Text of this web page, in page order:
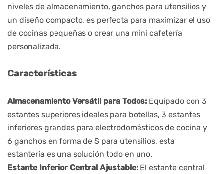
niveles de almacenamiento, ganchos para utensilios y
un diseño compacto, es perfecta para maximizar el uso
de cocinas pequeñas o crear una mini cafetería
personalizada.
Características
Almacenamiento Versátil para Todos: Equipado con 3
estantes superiores ideales para botellas, 3 estantes
inferiores grandes para electrodomésticos de cocina y
6 ganchos en forma de S para utensilios, esta
estantería es una solución todo en uno.
Estante Inferior Central Ajustable: El estante central